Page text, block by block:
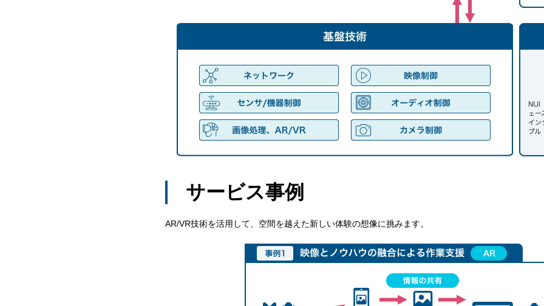
サービス事例
AR/VR技術を活用して、空間を越えた新しい体験の想像に挑みます。